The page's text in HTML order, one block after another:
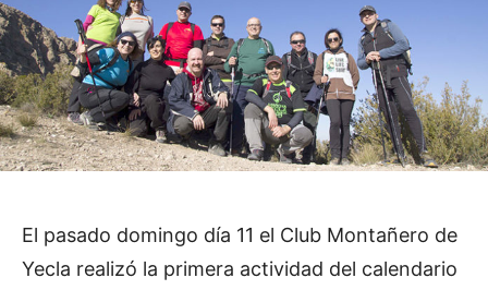
El pasado domingo día 11 el Club Montañero de
Yecla realizó la primera actividad del calendario